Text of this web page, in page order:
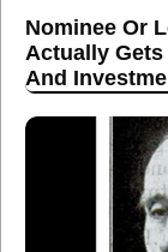
Nominee Or
Actually
And